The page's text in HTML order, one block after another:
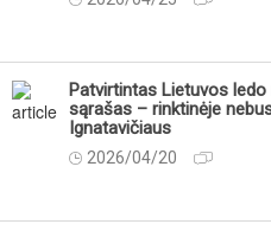
Patvirtintas Lietuvos
sąrašas – rinktinėje
Ignatavičiaus
2026/04/20